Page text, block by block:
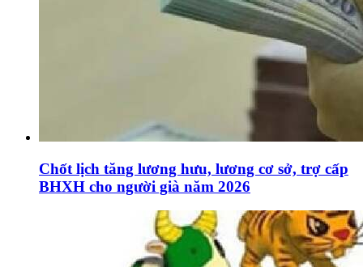
Chốt lịch tăng lương hưu, lương cơ sở, trợ cấp
BHXH cho người già năm 2026